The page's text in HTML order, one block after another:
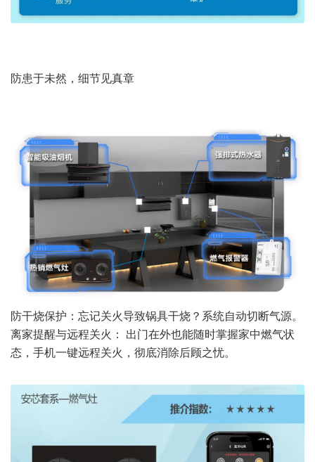
防患于未然，细节见真章
防干烧保护：忘记关火导致锅具干烧？系统自动切断气源。
离家提醒与远程关火： 出门在外也能随时掌握家中燃气状
态，手机一键远程关火，彻底消除后顾之忧。